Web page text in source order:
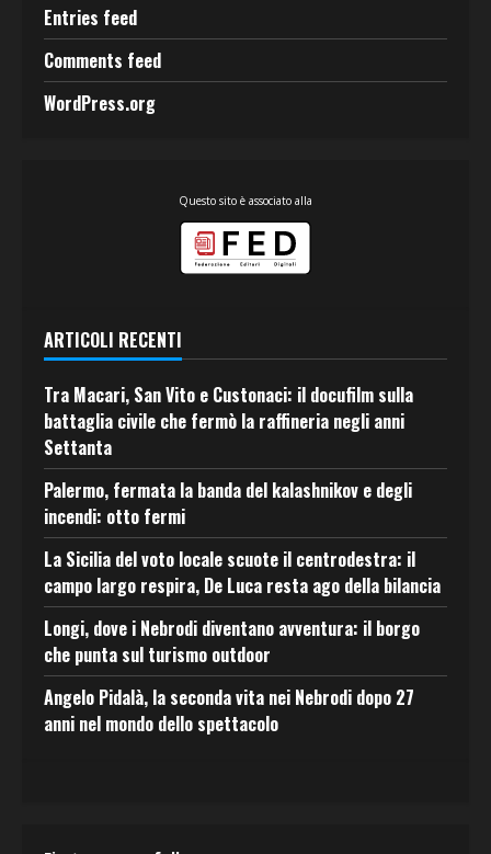
Entries feed
Comments feed
WordPress.org
Questo sito è associato alla
ARTICOLI RECENTI
Tra Macari, San Vito e Custonaci: il docufilm sulla
battaglia civile che fermò la raffineria negli anni
Settanta
Palermo, fermata la banda del kalashnikov e degli
incendi: otto fermi
La Sicilia del voto locale scuote il centrodestra: il
campo largo respira, De Luca resta ago della bilancia
Longi, dove i Nebrodi diventano avventura: il borgo
che punta sul turismo outdoor
Angelo Pidalà, la seconda vita nei Nebrodi dopo 27
anni nel mondo dello spettacolo